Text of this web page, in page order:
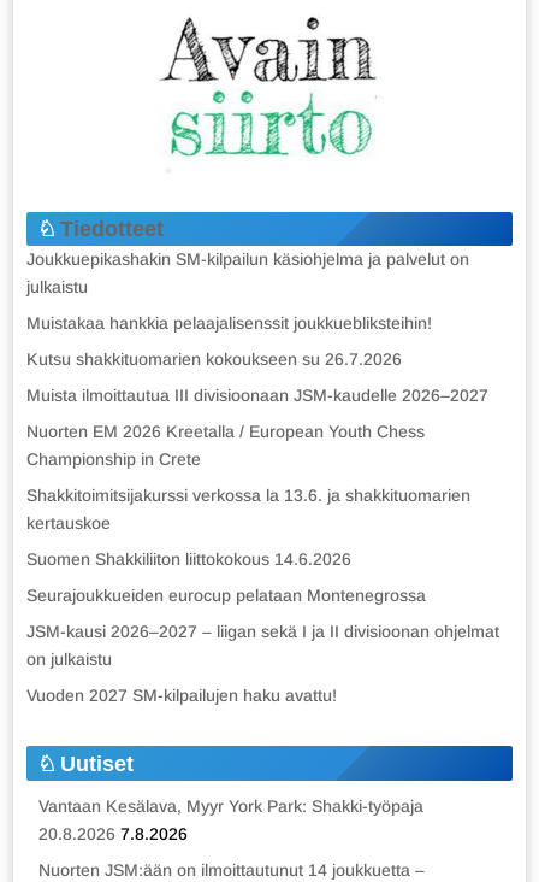
Tiedotteet
Joukkuepikashakin SM-kilpailun käsiohjelma ja palvelut on
julkaistu
Muistakaa hankkia pelaajalisenssit joukkuebliksteihin!
Kutsu shakkituomarien kokoukseen su 26.7.2026
Muista ilmoittautua III divisioonaan JSM-kaudelle 2026–2027
Nuorten EM 2026 Kreetalla / European Youth Chess
Championship in Crete
Shakkitoimitsijakurssi verkossa la 13.6. ja shakkituomarien
kertauskoe
Suomen Shakkiliiton liittokokous 14.6.2026
Seurajoukkueiden eurocup pelataan Montenegrossa
JSM-kausi 2026–2027 – liigan sekä I ja II divisioonan ohjelmat
on julkaistu
Vuoden 2027 SM-kilpailujen haku avattu!
Uutiset
Vantaan Kesälava, Myyr York Park: Shakki-työpaja
20.8.2026 7.8.2026
Nuorten JSM:ään on ilmoittautunut 14 joukkuetta –